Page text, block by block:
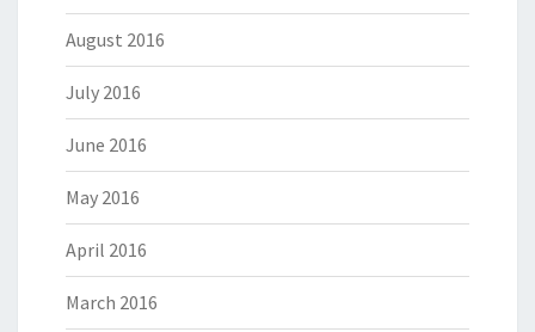
August 2016
July 2016
June 2016
May 2016
April 2016
March 2016